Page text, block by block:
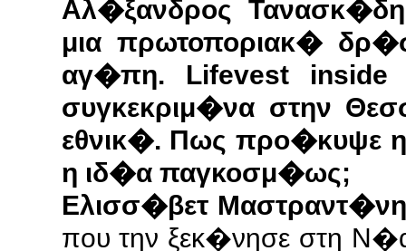
Αλ�ξανδρος
μια πρωτοποριακ�
αγ�πη. Lifevest inside
συγκεκριμ�να στην
εθνικ�. Πως προ�κυψε
η ιδ�α παγκοσμ�ως;
Ελισσ�βετ
που την ξεκ�νησε στη